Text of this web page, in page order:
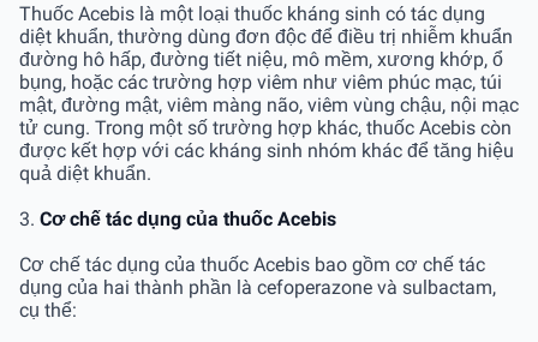
Thuốc Acebis là một loại thuốc kháng sinh có tác dụng
diệt khuẩn, thường dùng đơn độc để điều trị nhiễm khuẩn
đường hô hấp, đường tiết niệu, mô mềm, xương khớp, ổ
bụng, hoặc các trường hợp viêm như viêm phúc mạc, túi
mật, đường mật, viêm màng não, viêm vùng chậu, nội mạc
tử cung. Trong một số trường hợp khác, thuốc Acebis còn
được kết hợp với các kháng sinh nhóm khác để tăng hiệu
quả diệt khuẩn.
3. Cơ chế tác dụng của thuốc Acebis
Cơ chế tác dụng của thuốc Acebis bao gồm cơ chế tác
dụng của hai thành phần là cefoperazone và sulbactam,
cụ thể: